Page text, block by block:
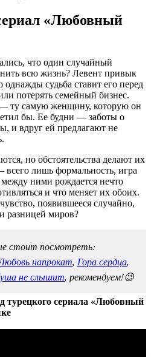
«Любовный
что один случайный
всю жизнь? Левент привык
судьба ставит его перед
потерять семейный бизнес.
ту самую женщину, которую он
бы. Ее будни — заботы о
и вдруг ей предлагают не
но обстоятельства делают их
лишь формальность, игра
ними рождается нечто
и что меняет их обоих.
появившееся случайно,
разницей миров?
стоит посмотреть:
напрокат, Гора сердца,
не слышит, рекомендуем!😉
турецкого сериала «Любовный